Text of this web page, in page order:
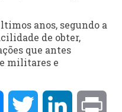
anos, segundo a
de obter,
que antes
militares e
MessengerTwitter LinkedIn